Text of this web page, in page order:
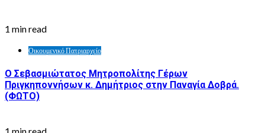
1 min read
Οικουμενικό Πατριαρχείο
Ο Σεβασμιώτατος Μητροπολίτης Γέρων
Πριγκηποννήσων κ. Δημήτριος στην Παναγία Δοβρά.
(ΦΩΤΟ)